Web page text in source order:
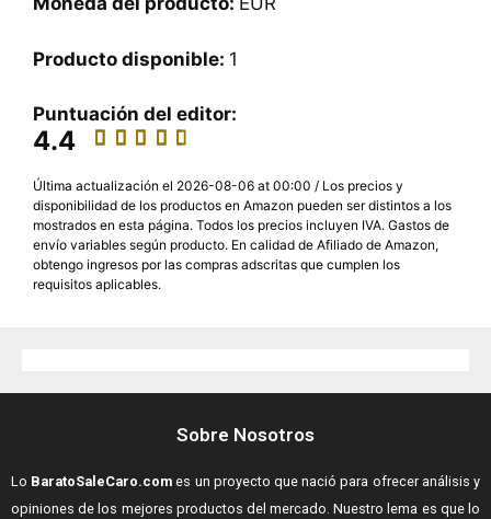
Producto disponible: 1
Puntuación del editor:
4.4
Última actualización el 2026-08-06 at 00:00 / Los precios y
disponibilidad de los productos en Amazon pueden ser distintos a los
mostrados en esta página. Todos los precios incluyen IVA. Gastos de
envío variables según producto. En calidad de Afiliado de Amazon,
obtengo ingresos por las compras adscritas que cumplen los
requisitos aplicables.
Sobre Nosotros
Lo BaratoSaleCaro.com es un proyecto que nació para ofrecer análisis y
opiniones de los mejores productos del mercado. Nuestro lema es que lo